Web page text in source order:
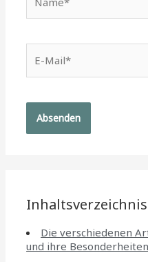
Mail*
Inhaltsverzeichnis
Die verschiedenen
und ihre Besonderheiten